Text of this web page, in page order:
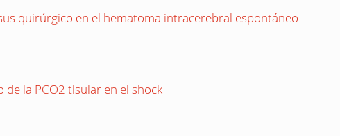
quirúrgico en el hematoma intracerebral espontáneo
la PCO2 tisular en el shock